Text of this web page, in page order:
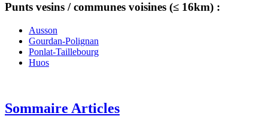
Punts vesins / communes voisines (≤ 16km) :
Ausson
Gourdan-Polignan
Ponlat-Taillebourg
Huos
Sommaire Articles